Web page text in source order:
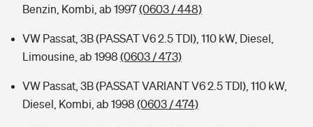
Benzin, Kombi, ab 1997(0603 / 448)
VW Passat, 3B (PASSAT V6 2.5 TDI), 110 kW, Diesel,
Limousine, ab 1998 (0603 / 473)
VW Passat, 3B (PASSAT VARIANT V6 2.5 TDI), 110 kW,
Diesel, Kombi, ab 1998 (0603 / 474)